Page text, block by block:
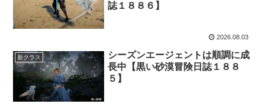
誌１８８６】
2026.08.03
新クラス
シーズンエージェントは順調に成
長中【黒い砂漠冒険日誌１８８
５】